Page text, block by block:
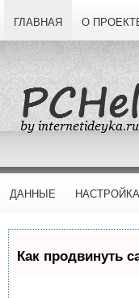
ГЛАВНАЯ О
ДАННЫЕ НАСТРОЙКА
Как продвинуть